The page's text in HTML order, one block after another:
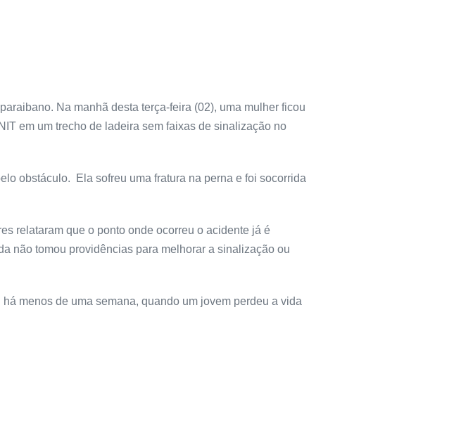
Na manhã desta terça-feira (02), uma mulher ficou
em um trecho de ladeira sem faixas de sinalização no
obstáculo. Ela sofreu uma fratura na perna e foi socorrida
relataram que o ponto onde ocorreu o acidente já é
não tomou providências para melhorar a sinalização ou
menos de uma semana, quando um jovem perdeu a vida